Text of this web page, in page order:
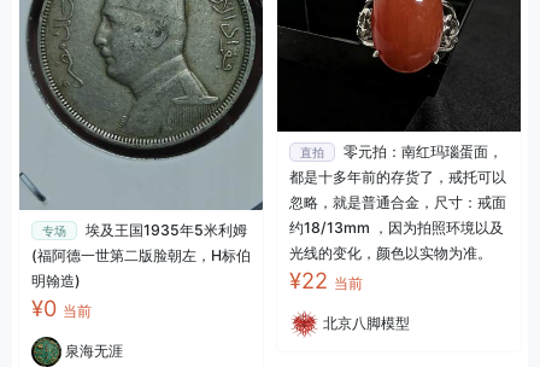
专场
埃及王国1935年5米利姆
(福阿德一世第二版脸朝左，H标伯
明翰造)
¥0 当前
泉海无涯
直拍
零元拍：南红玛瑙蛋面，
都是十多年前的存货了，戒托可以
忽略，就是普通合金，尺寸：戒面
约18/13mm ，因为拍照环境以及
光线的变化，颜色以实物为准。
¥22 当前
北京八脚模型